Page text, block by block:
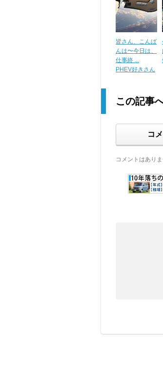
皆さん、こんば
んは〜今日は、
仕事終 ...
PHEV好きさん
この記事
コ
コメントはありま